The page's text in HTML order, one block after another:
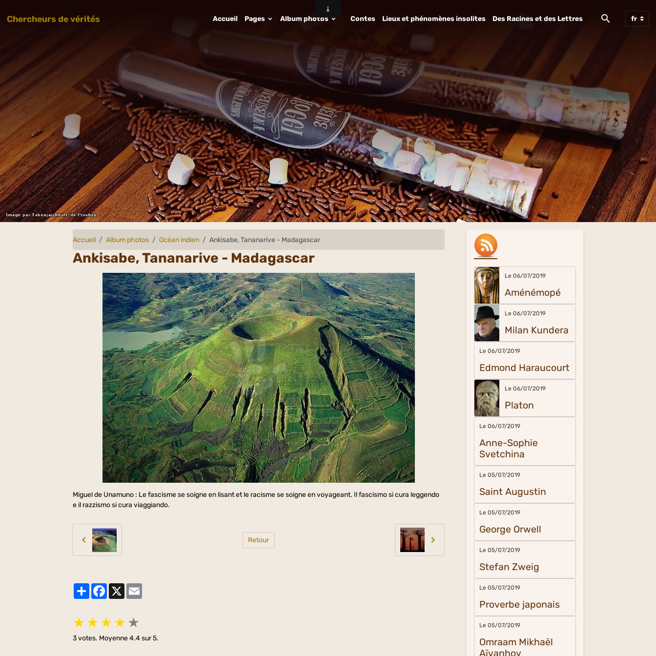
Chercheurs de vérités Accueil Pages Album photos Contes Lieux et phénomènes insolites Des Racines et des Lettres
Accueil Album photos Océan indien Ankisabe, Tananarive - Madagascar
Ankisabe, Tananarive - Madagascar
Miguel de Unamuno : Le fascisme se soigne en lisant et le racisme se soigne en voyageant. Il fascismo si cura leggendo
e il razzismo si cura viaggiando.
Retour
PartagerFacebook
X
★ ★ ★ ★ ★
3votes. Moyenne4.4sur 5.
Le 06/07/2019
Aménémopé
Le 06/07/2019
Milan Kundera
Le 06/07/2019
Edmond Haraucourt
Le 06/07/2019
Platon
Le 06/07/2019
Anne-Sophie
Svetchina
Le 05/07/2019
Saint Augustin
Le 05/07/2019
George Orwell
Le 05/07/2019
Stefan Zweig
Le 05/07/2019
Proverbe japonais
Le 05/07/2019
Omraam Mikhaël
Aïvanhov